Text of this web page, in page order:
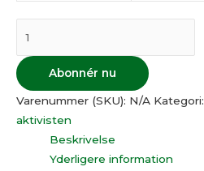
Abonnér nu
Varenummer (SKU): N/A Kategori:
aktivisten
Beskrivelse
Yderligere information